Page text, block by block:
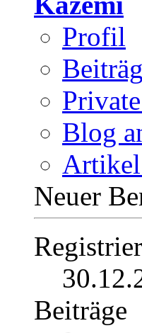
Kazemi
Profil
Blog
Artikel